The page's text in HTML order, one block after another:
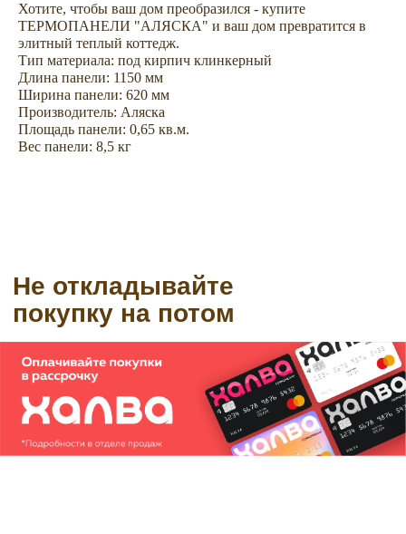
Хотите, чтобы ваш дом преобразился - купите
ТЕРМОПАНЕЛИ "АЛЯСКА" и ваш дом превратится в
элитный теплый коттедж.
Тип материала: под кирпич клинкерный
Длина панели: 1150 мм
Ширина панели: 620 мм
Производитель: Аляска
Площадь панели: 0,65 кв.м.
Вес панели: 8,5 кг